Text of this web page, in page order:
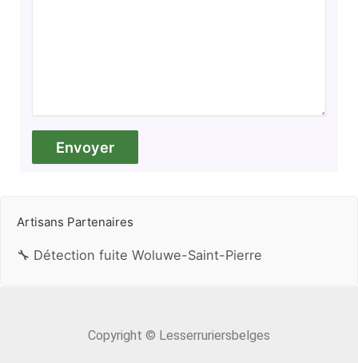
Artisans Partenaires
🔧 Détection fuite Woluwe-Saint-Pierre
Copyright © Lesserruriersbelges